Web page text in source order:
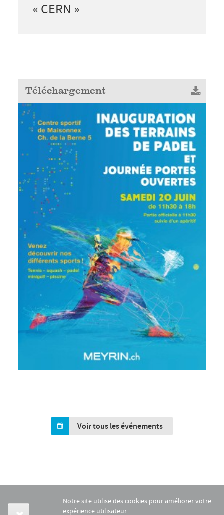
« CERN »
Téléchargement
Voir tous les événements
Notre site utilise des cookies pour améliorer votre
expérience utilisateur